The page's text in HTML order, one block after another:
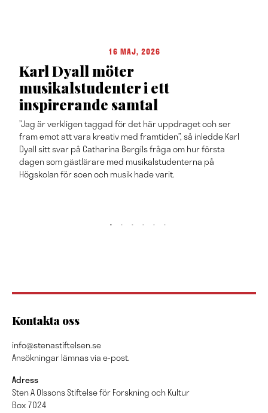
16 MAJ, 2026
Karl Dyall möter
musikalstudenter i ett
inspirerande samtal
”Jag är verkligen taggad för det här uppdraget och ser
fram emot att vara kreativ med framtiden”, så inledde Karl
Dyall sitt svar på Catharina Bergils fråga om hur första
dagen som gästlärare med musikalstudenterna på
Högskolan för scen och musik hade varit.
Kontakta oss
info@stenastiftelsen.se
Ansökningar lämnas via e-post.
Adress
Sten A Olssons Stiftelse för Forskning och Kultur
Box 7024